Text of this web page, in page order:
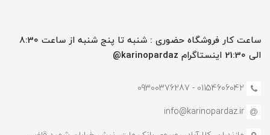
ساعت کار فروشگاه حضوری : شنبه تا پنج شنبه از ساعت 8:30
الی 21:30 اینستاگرام karinopardaz@
01154606042 - 09300376287
info@karinopardaz.ir